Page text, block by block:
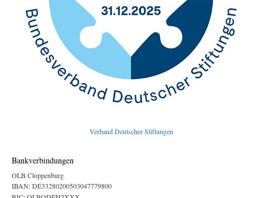
Verband Deutscher Stiftungen
Bankverbindungen
OLB Cloppenburg
IBAN: DE33280200503047779800